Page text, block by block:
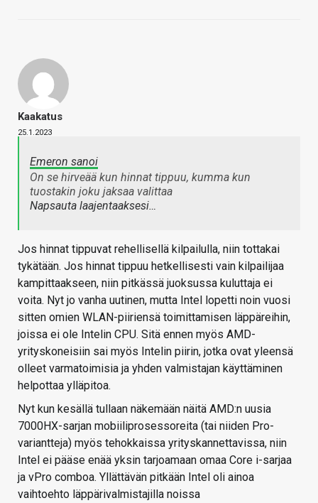
Kaakatus
25.1.2023
Emeron sanoi
On se hirveää kun hinnat tippuu, kumma kun
tuostakin joku jaksaa valittaa
Napsauta laajentaaksesi…
Jos hinnat tippuvat rehellisellä kilpailulla, niin tottakai
tykätään. Jos hinnat tippuu hetkellisesti vain kilpailijaa
kampittaakseen, niin pitkässä juoksussa kuluttaja ei
voita. Nyt jo vanha uutinen, mutta Intel lopetti noin vuosi
sitten omien WLAN-piiriensä toimittamisen läppäreihin,
joissa ei ole Intelin CPU. Sitä ennen myös AMD-
yrityskoneisiin sai myös Intelin piirin, jotka ovat yleensä
olleet varmatoimisia ja yhden valmistajan käyttäminen
helpottaa ylläpitoa.
Nyt kun kesällä tullaan näkemään näitä AMD:n uusia
7000HX-sarjan mobiiliprosessoreita (tai niiden Pro-
variantteja) myös tehokkaissa yrityskannettavissa, niin
Intel ei pääse enää yksin tarjoamaan omaa Core i-sarjaa
ja vPro comboa. Yllättävän pitkään Intel oli ainoa
vaihtoehto läppärivalmistajilla noissa